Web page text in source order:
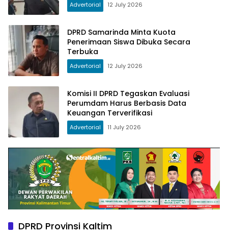
Advertorial 12 July 2026
DPRD Samarinda Minta Kuota
Penerimaan Siswa Dibuka Secara
Terbuka
Advertorial 12 July 2026
Komisi II DPRD Tegaskan Evaluasi
Perumdam Harus Berbasis Data
Keuangan Terverifikasi
Advertorial 11 July 2026
DPRD Provinsi Kaltim